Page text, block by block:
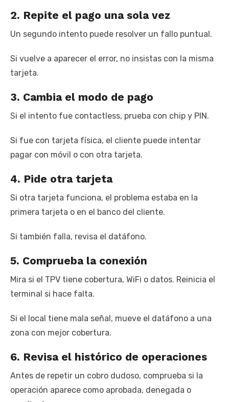
2. Repite el pago una sola vez
Un segundo intento puede resolver un fallo puntual.
Si vuelve a aparecer el error, no insistas con la misma
tarjeta.
3. Cambia el modo de pago
Si el intento fue contactless, prueba con chip y PIN.
Si fue con tarjeta física, el cliente puede intentar
pagar con móvil o con otra tarjeta.
4. Pide otra tarjeta
Si otra tarjeta funciona, el problema estaba en la
primera tarjeta o en el banco del cliente.
Si también falla, revisa el datáfono.
5. Comprueba la conexión
Mira si el TPV tiene cobertura, WiFi o datos. Reinicia el
terminal si hace falta.
Si el local tiene mala señal, mueve el datáfono a una
zona con mejor cobertura.
6. Revisa el histórico de operaciones
Antes de repetir un cobro dudoso, comprueba si la
operación aparece como aprobada, denegada o